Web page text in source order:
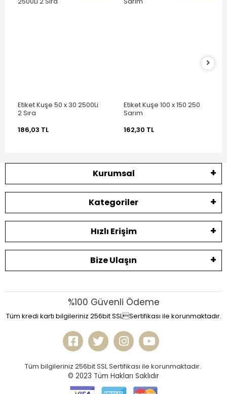
Etiket Kuşe 50 x 30 2500Li
2 Sıra
186,03 TL
Etiket Kuşe 100 x 150 250
Sarım
162,30 TL
Kurumsal
Kategoriler
Hızlı Erişim
Bize Ulaşın
%100 Güvenli Ödeme
Tüm kredi kartı bilgileriniz 256bit SSLSertifikası ile korunmaktadır.
Tüm bilgileriniz 256bit SSL Sertifikası ile korunmaktadır.
© 2023 Tüm Hakları Saklıdır